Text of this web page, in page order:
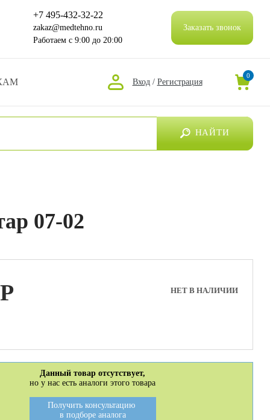
+7 495-432-32-22
zakaz@medtehno.ru
Работаем с 9:00 до 20:00
Заказать звонок
Вход / Регистрация
0
НАЙТИ
07-02
P НЕТ В НАЛИЧИИ
Данный товар отсутствует,
но у нас есть аналоги этого товара
Получить консультацию
в подборе аналога